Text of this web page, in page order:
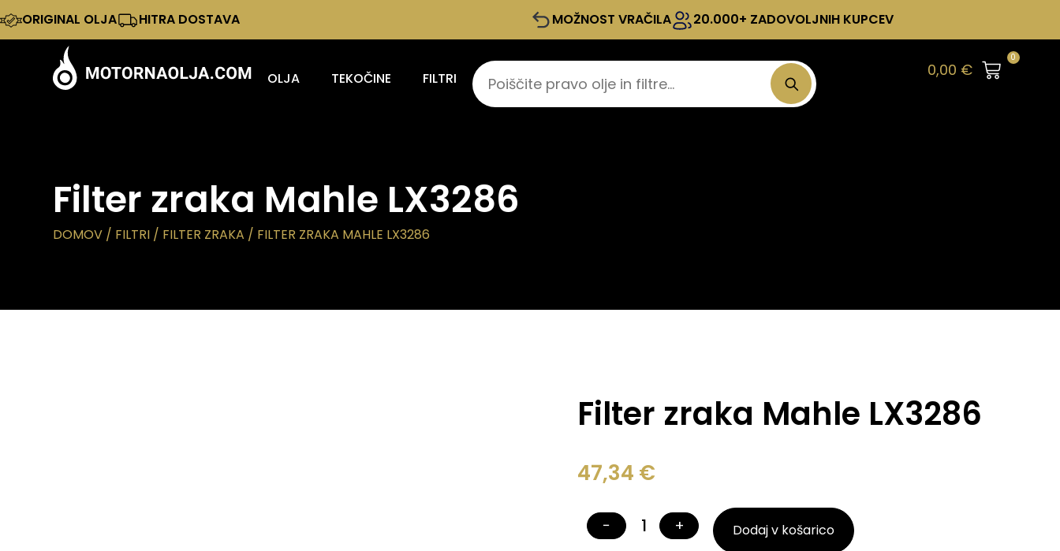
ORIGINAL OLJA HITRA DOSTAVA MOŽNOST VRAČILA 20.000+ ZADOVOLJNIH KUPCEV
OLJA TEKOČINE FILTRI 0,00 €
0
Filter zraka Mahle LX3286
DOMOV / FILTRI / FILTER ZRAKA / FILTER ZRAKA MAHLE LX3286
Filter zraka Mahle LX3286
47,34 €
− + Dodaj v košarico